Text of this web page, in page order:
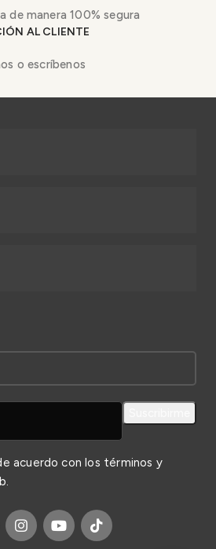
de manera 100% segura
AL CLIENTE
o escríbenos
acuerdo con los términos y